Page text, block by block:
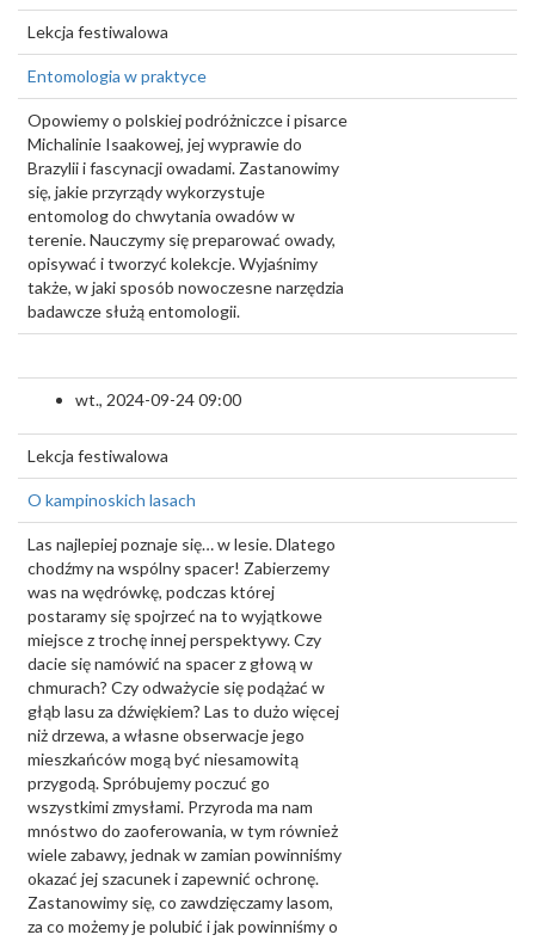
Lekcja festiwalowa
Entomologia w praktyce
Opowiemy o polskiej podróżniczce i pisarce
Michalinie Isaakowej, jej wyprawie do
Brazylii i fascynacji owadami. Zastanowimy
się, jakie przyrządy wykorzystuje
entomolog do chwytania owadów w
terenie. Nauczymy się preparować owady,
opisywać i tworzyć kolekcje. Wyjaśnimy
także, w jaki sposób nowoczesne narzędzia
badawcze służą entomologii.
wt., 2024-09-24 09:00
Lekcja festiwalowa
O kampinoskich lasach
Las najlepiej poznaje się… w lesie. Dlatego
chodźmy na wspólny spacer! Zabierzemy
was na wędrówkę, podczas której
postaramy się spojrzeć na to wyjątkowe
miejsce z trochę innej perspektywy. Czy
dacie się namówić na spacer z głową w
chmurach? Czy odważycie się podążać w
głąb lasu za dźwiękiem? Las to dużo więcej
niż drzewa, a własne obserwacje jego
mieszkańców mogą być niesamowitą
przygodą. Spróbujemy poczuć go
wszystkimi zmysłami. Przyroda ma nam
mnóstwo do zaoferowania, w tym również
wiele zabawy, jednak w zamian powinniśmy
okazać jej szacunek i zapewnić ochronę.
Zastanowimy się, co zawdzięczamy lasom,
za co możemy je polubić i jak powinniśmy o